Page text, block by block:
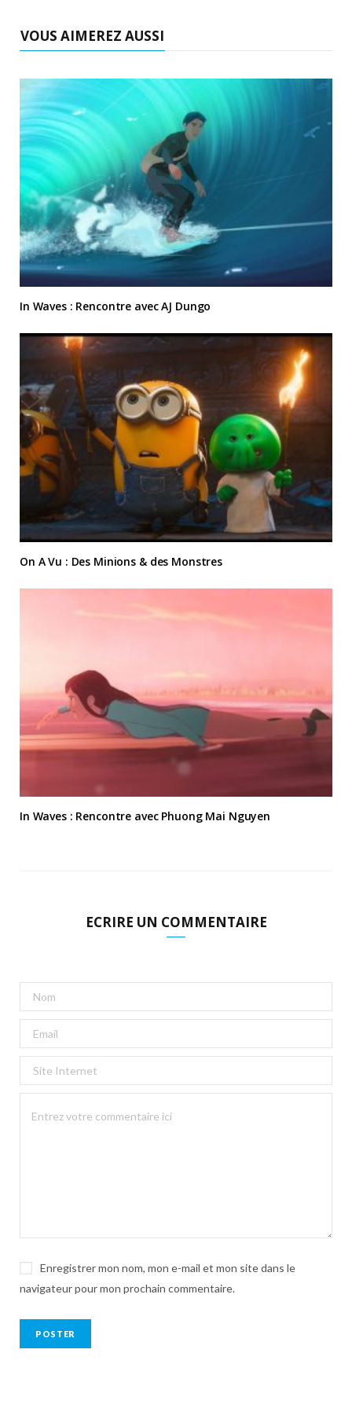
VOUS AIMEREZ AUSSI
In Waves : Rencontre avec AJ Dungo
On A Vu : Des Minions & des Monstres
In Waves : Rencontre avec Phuong Mai Nguyen
ECRIRE UN COMMENTAIRE
Enregistrer mon nom, mon e-mail et mon site dans le
navigateur pour mon prochain commentaire.